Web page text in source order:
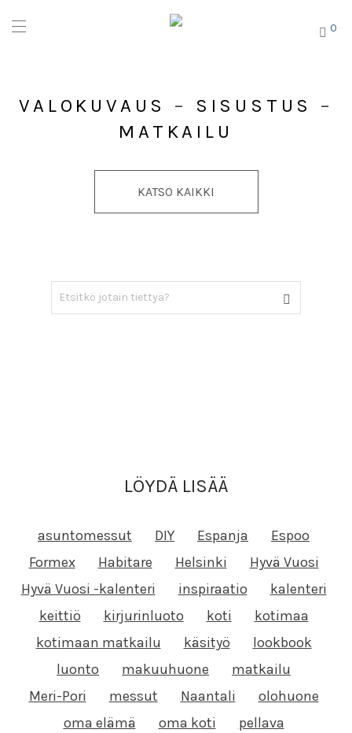
0
VALOKUVAUS – SISUSTUS
–
MATKAILU
KATSO KAIKKI
LÖYDÄ LISÄÄ
asuntomessut DIY Espanja
Espoo
Formex
Habitare Helsinki
Hyvä Vuosi
Hyvä Vuosi -kalenteri
inspiraatio
kalenteri
keittiö
kirjurinluoto koti
kotimaa
kotimaan matkailu
käsityö
lookbook
luonto
makuuhuone
matkailu
Meri-Pori
messut Naantali
olohuone
oma elämä
oma koti
pellava